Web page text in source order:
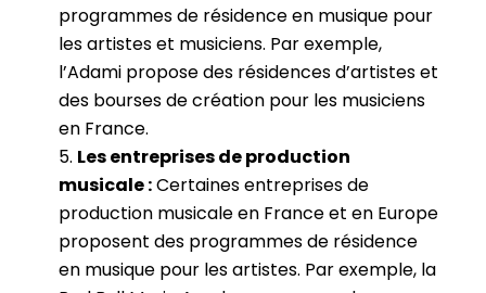
programmes de résidence en musique pour
les artistes et musiciens. Par exemple,
l’Adami propose des résidences d’artistes et
des bourses de création pour les musiciens
en France.
Les entreprises de production
musicale :Certaines entreprises de
production musicale en France et en Europe
proposent des programmes de résidence
en musique pour les artistes. Par exemple, la